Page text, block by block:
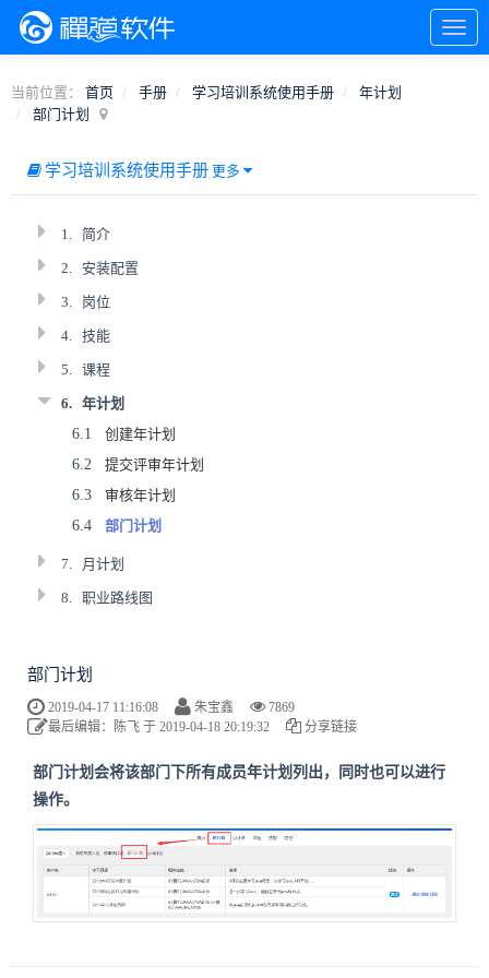
当前位置： 首页 手册 学习培训系统使用手册
年计划
部门计划
学习培训系统使用手册 更多
1. 简介
2. 安装配置
3. 岗位
4. 技能
5. 课程
6. 年计划
6.1
创建年计划
6.2
提交评审年计划
6.3
审核年计划
6.4
部门计划
7. 月计划
8. 职业路线图
部门计划
2019-04-17 11:16:08 朱宝鑫
7869
最后编辑：陈飞 于 2019-04-18 20:19:32
分享链接
部门计划会将该部门下所有成员年计划列出，同时也可以进行
操作。